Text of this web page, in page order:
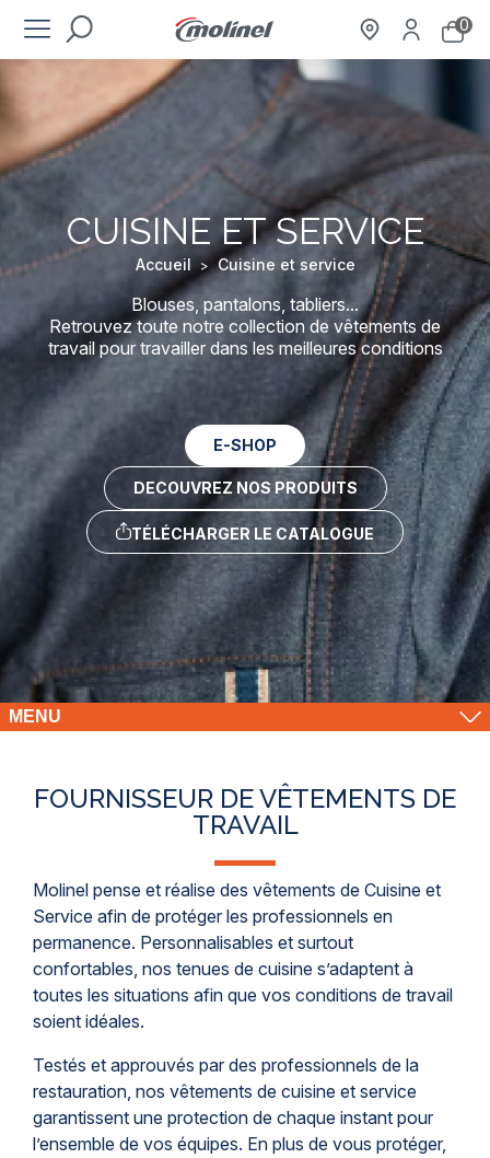
0
CUISINE ET SERVICE
Accueil > Cuisine et service
Blouses, pantalons, tabliers...
Retrouvez toute notre collection de vêtements de
travail pour travailler dans les meilleures conditions
E-SHOP
DECOUVREZ NOS PRODUITS
TÉLÉCHARGER LE CATALOGUE
MENU
FOURNISSEUR DE VÊTEMENTS DE
TRAVAIL
Molinel pense et réalise des vêtements de Cuisine et
Service afin de protéger les professionnels en
permanence. Personnalisables et surtout
confortables, nos tenues de cuisine s’adaptent à
toutes les situations afin que vos conditions de travail
soient idéales.
Testés et approuvés par des professionnels de la
restauration, nos vêtements de cuisine et service
garantissent une protection de chaque instant pour
l’ensemble de vos équipes. En plus de vous protéger,